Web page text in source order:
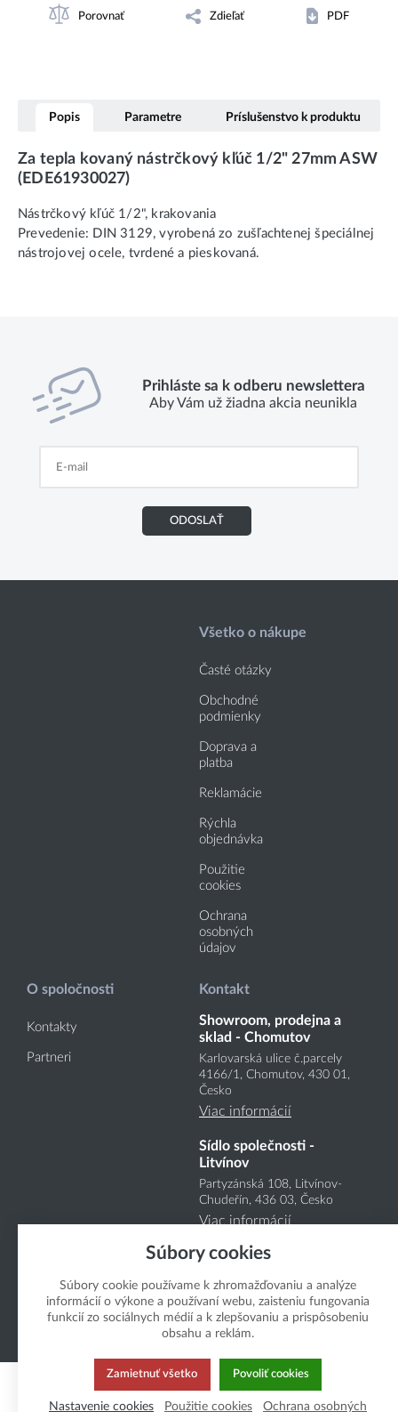
Porovnať Zdieľať PDF
Popis Parametre Príslušenstvo k produktu
Za tepla kovaný nástrčkový kľúč 1/2" 27mm ASW
(EDE61930027)
Nástrčkový kľúč 1/2", krakovania
Prevedenie: DIN 3129, vyrobená zo zušľachtenej špeciálnej
nástrojovej ocele, tvrdené a pieskovaná.
Prihláste sa k odberu newslettera
Aby Vám už žiadna akcia neunikla
ODOSLAŤ
Všetko o nákupe
Časté otázky
Obchodné
podmienky
Doprava a
platba
Reklamácie
Rýchla
objednávka
Použitie
cookies
Ochrana
osobných
údajov
O spoločnosti
Kontakty
Partneri
Kontakt
Showroom, prodejna a
sklad - Chomutov
Karlovarská ulice č.parcely
4166/1, Chomutov, 430 01,
Česko
Viac informácií
Sídlo společnosti -
Litvínov
Partyzánská 108, Litvínov-
Chudeřín, 436 03, Česko
Viac informácií
Súbory cookies
Súbory cookie používame k zhromažďovaniu a analýze
informácií o výkone a používaní webu, zaisteniu fungovania
funkcií zo sociálnych médií a k zlepšovaniu a prispôsobeniu
obsahu a reklám.
Zamietnuť všetko Povoliť cookies
Nastavenie cookies Použitie cookies Ochrana osobných